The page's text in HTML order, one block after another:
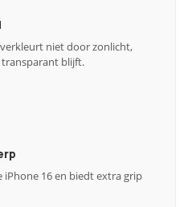
niet door zonlicht,
blijft.
iPhone 16 en biedt extra grip